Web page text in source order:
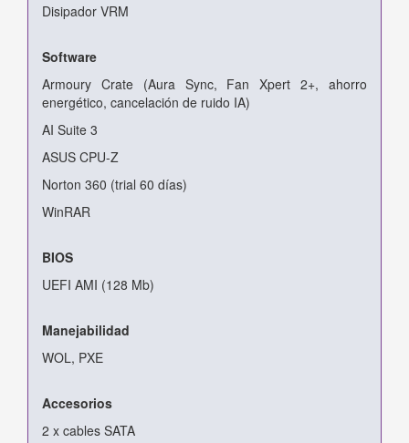
Disipador VRM
Software
Armoury Crate (Aura Sync, Fan Xpert 2+, ahorro
energético, cancelación de ruido IA)
AI Suite 3
ASUS CPU-Z
Norton 360 (trial 60 días)
WinRAR
BIOS
UEFI AMI (128 Mb)
Manejabilidad
WOL, PXE
Accesorios
2 x cables SATA